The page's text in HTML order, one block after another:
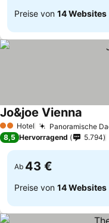
Preise von 14 Websites
2 Sterne
Hotel Panoramische
Jo&joe Vienna
8,5 Hervorragend 5.794
Ab 43 €
Preise von 14 Websites